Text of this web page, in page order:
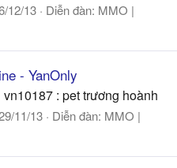
12/13 Diễn đàn: MMO |
- YanOnly
: pet trương hoành
11/13 Diễn đàn: MMO |